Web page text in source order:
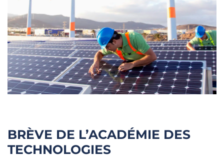
BRÈVE DE L’ACADÉMIE DES
TECHNOLOGIES